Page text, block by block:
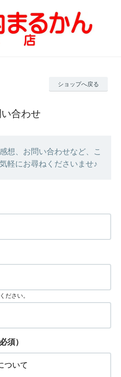
ショップへ戻る
合わせ
想、お問い合わせなど、こ
軽にお尋ねくださいませ♪
ださい。
必須）